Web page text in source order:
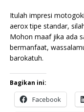
Itulah impresi
aerox tipe standar,
Mohon maaf jika ada
bermanfaat,
barokatuh.
Bagikan ini:
Facebook